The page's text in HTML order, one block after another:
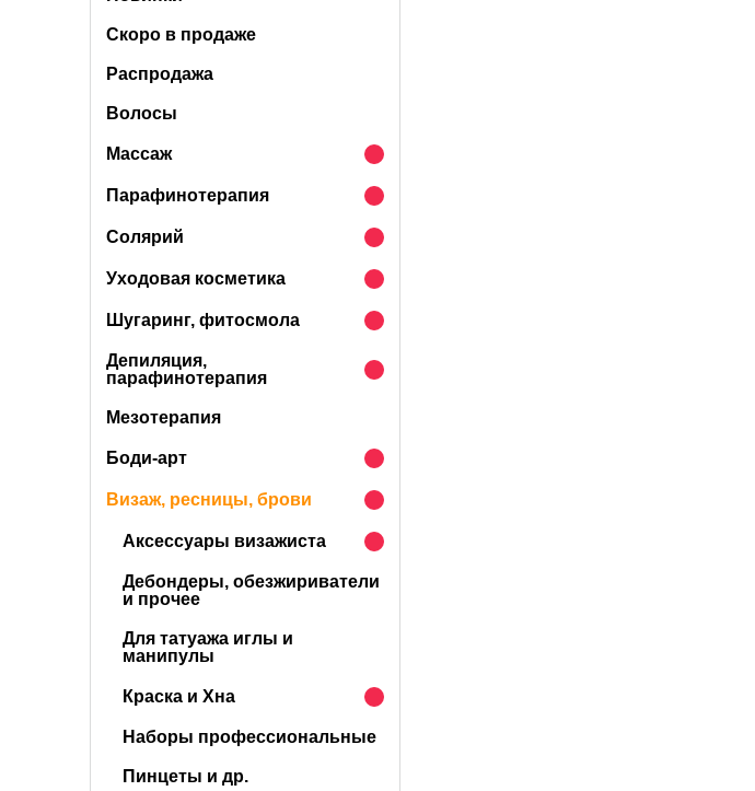
Скоро в продаже
Распродажа
Волосы
Массаж
Парафинотерапия
Солярий
Уходовая косметика
Шугаринг, фитосмола
Депиляция,
парафинотерапия
Мезотерапия
Боди-арт
Визаж, ресницы, брови
Аксессуары визажиста
Дебондеры, обезжириватели
и прочее
Для татуажа иглы и
манипулы
Краска и Хна
Наборы профессиональные
Пинцеты и др.